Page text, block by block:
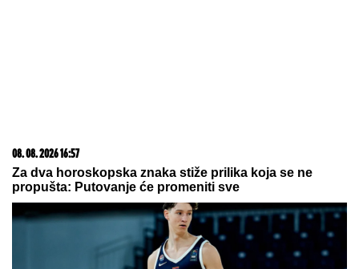
08. 08. 2026 16:57
Za dva horoskopska znaka stiže prilika koja se ne
propušta: Putovanje će promeniti sve